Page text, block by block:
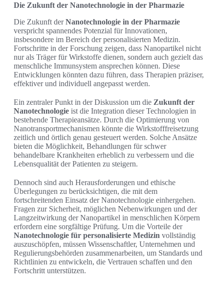
Die Zukunft der Nanotechnologie in der Pharmazie
Die Zukunft derNanotechnologie in der Pharmazie
verspricht spannendes Potenzial für Innovationen,
insbesondere im Bereich der personalisierten Medizin.
Fortschritte in der Forschung zeigen, dass Nanopartikel nicht
nur als Träger für Wirkstoffe dienen, sondern auch gezielt das
menschliche Immunsystem ansprechen können. Diese
Entwicklungen könnten dazu führen, dass Therapien präziser,
effektiver und individuell angepasst werden.
Ein zentraler Punkt in der Diskussion um die Zukunft der
Nanotechnologie ist die Integration dieser Technologien in
bestehende Therapieansätze. Durch die Optimierung von
Nanotransportmechanismen könnte die Wirkstofffreisetzung
zeitlich und örtlich genau gesteuert werden. Solche Ansätze
bieten die Möglichkeit, Behandlungen für schwer
behandelbare Krankheiten erheblich zu verbessern und die
Lebensqualität der Patienten zu steigern.
Dennoch sind auch Herausforderungen und ethische
Überlegungen zu berücksichtigen, die mit dem
fortschreitenden Einsatz der Nanotechnologie einhergehen.
Fragen zur Sicherheit, möglichen Nebenwirkungen und der
Langzeitwirkung der Nanopartikel in menschlichen Körpern
erfordern eine sorgfältige Prüfung. Um die Vorteile der
Nanotechnologie für personalisierte Medizin vollständig
auszuschöpfen, müssen Wissenschaftler, Unternehmen und
Regulierungsbehörden zusammenarbeiten, um Standards und
Richtlinien zu entwickeln, die Vertrauen schaffen und den
Fortschritt unterstützen.